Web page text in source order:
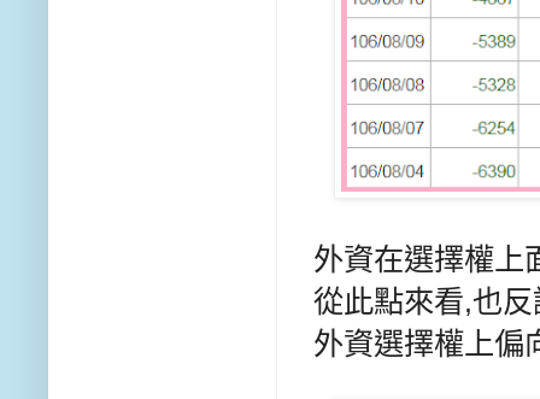
外資在選擇權上
從此點來看,也
外資選擇權上偏